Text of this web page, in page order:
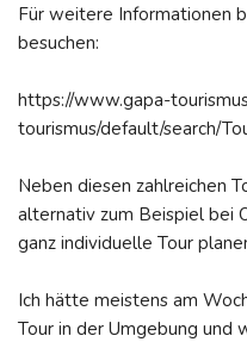
Für weitere Informationen
besuchen:
https://www.gapa-
tourismus/default/search/
Neben diesen zahlreichen
alternativ zum Beispiel bei
ganz individuelle Tour
Ich hätte meistens am
Tour in der Umgebung und